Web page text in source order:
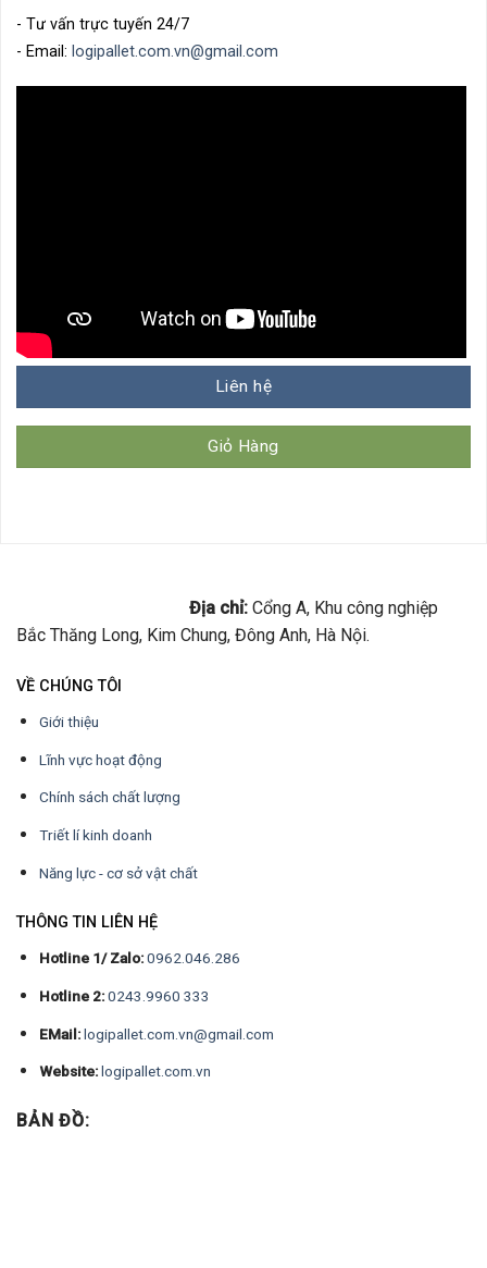
- Tư vấn trực tuyến 24/7
- Email: logipallet.com.vn@gmail.com
Liên hệ
Giỏ Hàng
Địa chỉ:Cổng A, Khu công nghiệp
Bắc Thăng Long, Kim Chung, Đông Anh, Hà Nội.
VỀ CHÚNG TÔI
Giới thiệu
Lĩnh vực hoạt động
Chính sách chất lượng
Triết lí kinh doanh
Năng lực - cơ sở vật chất
THÔNG TIN LIÊN HỆ
Hotline 1/ Zalo: 0962.046.286
Hotline 2: 0243.9960 333
EMail: logipallet.com.vn@gmail.com
Website:logipallet.com.vn
BẢN ĐỒ: